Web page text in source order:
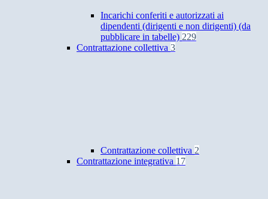
Incarichi conferiti e autorizzati ai
dipendenti (dirigenti e non dirigenti) (da
pubblicare in tabelle) 229
Contrattazione collettiva 3
Contrattazione collettiva 2
Contrattazione integrativa 17